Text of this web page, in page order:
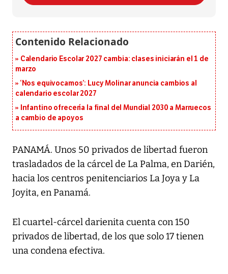
Calendario Escolar 2027 cambia: clases iniciarán el 1 de
marzo
‘Nos equivocamos’: Lucy Molinar anuncia cambios al
calendario escolar 2027
Infantino ofrecería la final del Mundial 2030 a Marruecos
a cambio de apoyos
PANAMÁ. Unos 50 privados de libertad fueron
trasladados de la cárcel de La Palma, en Darién,
hacia los centros penitenciarios La Joya y La
Joyita, en Panamá.
El cuartel-cárcel darienita cuenta con 150
privados de libertad, de los que solo 17 tienen
una condena efectiva.